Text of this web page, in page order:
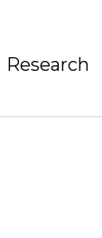
Research